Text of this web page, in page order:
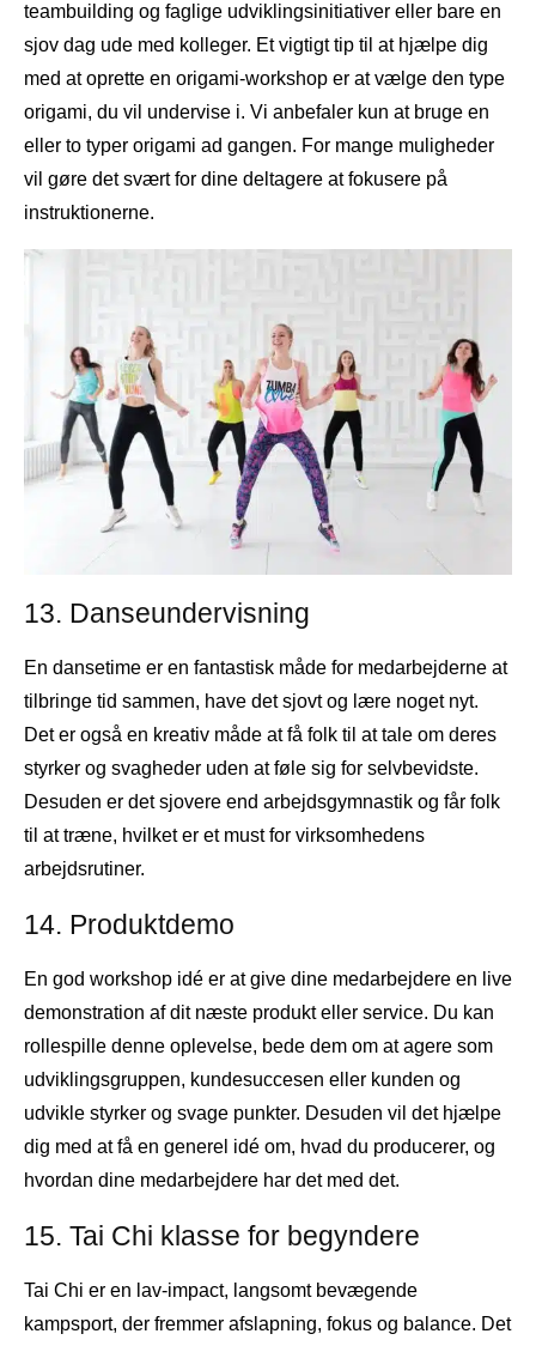
teambuilding og faglige udviklingsinitiativer eller bare en
sjov dag ude med kolleger. Et vigtigt tip til at hjælpe dig
med at oprette en origami-workshop er at vælge den type
origami, du vil undervise i. Vi anbefaler kun at bruge en
eller to typer origami ad gangen. For mange muligheder
vil gøre det svært for dine deltagere at fokusere på
instruktionerne.
13. Danseundervisning
En dansetime er en fantastisk måde for medarbejderne at
tilbringe tid sammen, have det sjovt og lære noget nyt.
Det er også en kreativ måde at få folk til at tale om deres
styrker og svagheder uden at føle sig for selvbevidste.
Desuden er det sjovere end arbejdsgymnastik og får folk
til at træne, hvilket er et must for virksomhedens
arbejdsrutiner.
14. Produktdemo
En god workshop idé er at give dine medarbejdere en live
demonstration af dit næste produkt eller service. Du kan
rollespille denne oplevelse, bede dem om at agere som
udviklingsgruppen, kundesuccesen eller kunden og
udvikle styrker og svage punkter. Desuden vil det hjælpe
dig med at få en generel idé om, hvad du producerer, og
hvordan dine medarbejdere har det med det.
15. Tai Chi klasse for begyndere
Tai Chi er en lav-impact, langsomt bevægende
kampsport, der fremmer afslapning, fokus og balance. Det